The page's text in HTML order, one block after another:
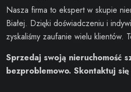
Nasza firma to ekspert w skupie
Białej. Dzięki doświadczeniu i
zyskaliśmy zaufanie wielu klientów.
Sprzedaj swoją nieruchomość
bezproblemowo. Skontaktuj się